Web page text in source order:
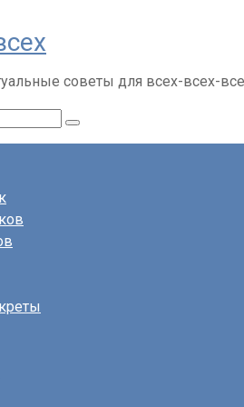
советы для всех-всех-